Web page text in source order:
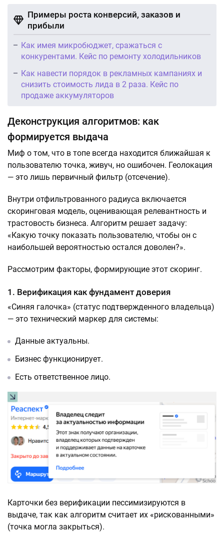
Примеры роста конверсий, заказов и
прибыли
Как имея микробюджет, сражаться с
конкурентами. Кейс по ремонту холодильников
Как навести порядок в рекламных кампаниях и
снизить стоимость лида в 2 раза. Кейс по
продаже аккумуляторов
Деконструкция алгоритмов: как
формируется выдача
Миф о том, что в топе всегда находится ближайшая к
пользователю точка, живуч, но ошибочен. Геолокация
— это лишь первичный фильтр (отсечение).
Внутри отфильтрованного радиуса включается
скоринговая модель, оценивающая релевантность и
трастовость бизнеса. Алгоритм решает задачу:
«Какую точку показать пользователю, чтобы он с
наибольшей вероятностью остался доволен?».
Рассмотрим факторы, формирующие этот скоринг.
1. Верификация как фундамент доверия
«Синяя галочка» (статус подтвержденного владельца)
— это технический маркер для системы:
Данные актуальны.
Бизнес функционирует.
Есть ответственное лицо.
Карточки без верификации пессимизируются в
выдаче, так как алгоритм считает их «рискованными»
(точка могла закрыться).